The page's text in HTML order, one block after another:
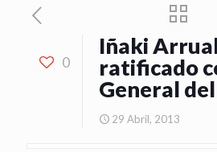
0
Iñaki
ratificado
General
29 Abril, 2013